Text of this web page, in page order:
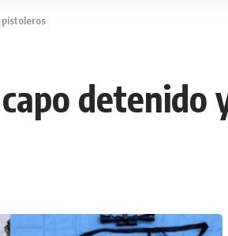
pistoleros
detenido